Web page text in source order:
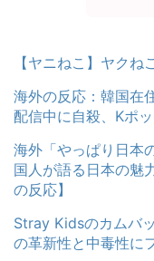
【ヤニねこ】ヤクね
海外の反応：韓国在
配信中に自殺、Kポ
海外「やっぱり日本
国人が語る日本の魅
の反応】
Stray Kidsのカムバ
の革新性と中毒性に